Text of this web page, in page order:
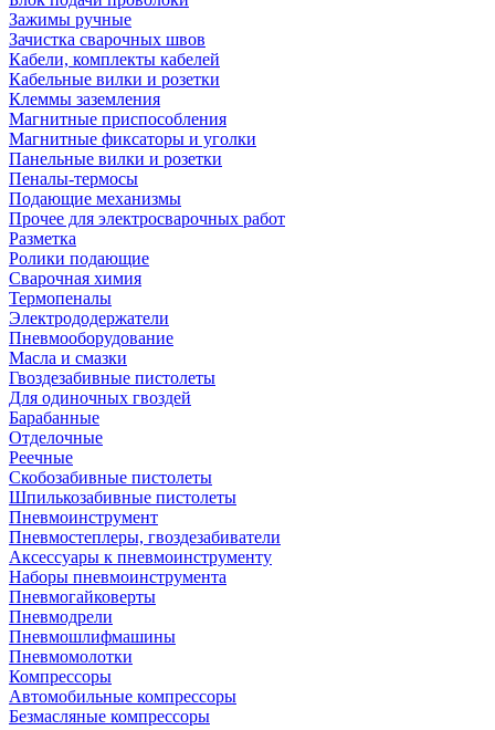
Зажимы ручные
Зачистка сварочных швов
Кабели, комплекты кабелей
Кабельные вилки и розетки
Клеммы заземления
Магнитные приспособления
Магнитные фиксаторы и уголки
Панельные вилки и розетки
Пеналы-термосы
Подающие механизмы
Прочее для электросварочных работ
Разметка
Ролики подающие
Сварочная химия
Термопеналы
Электрододержатели
Пневмооборудование
Масла и смазки
Гвоздезабивные пистолеты
Для одиночных гвоздей
Барабанные
Отделочные
Реечные
Скобозабивные пистолеты
Шпилькозабивные пистолеты
Пневмоинструмент
Пневмостеплеры, гвоздезабиватели
Аксессуары к пневмоинструменту
Наборы пневмоинструмента
Пневмогайковерты
Пневмодрели
Пневмошлифмашины
Пневмомолотки
Компрессоры
Автомобильные компрессоры
Безмасляные компрессоры